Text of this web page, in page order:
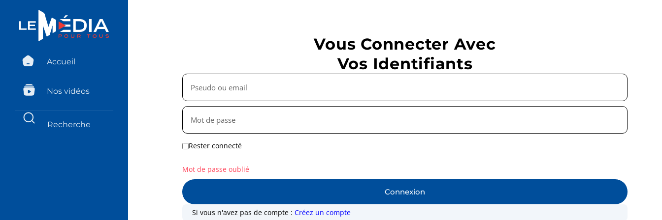
Accueil
Nos vidéos
Vous Connecter Avec
Vos Identifiants
Rester connecté
Connexion
Mot de passe oublié
Si vous n'avez pas de compte :Créez un compte